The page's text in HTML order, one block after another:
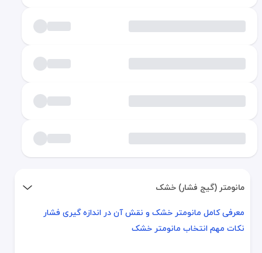
مانومتر (گیج فشار) خشک
معرفی کامل مانومتر خشک و نقش آن در اندازه گیری فشار
نکات مهم انتخاب مانومتر خشک
معرفی کامل مانومتر خشک و نقش آن در اندازه گیری فشار
نکات مهم انتخاب مانومتر خشک